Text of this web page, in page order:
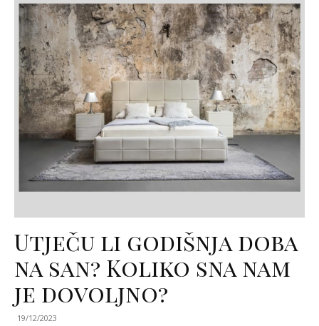
Utječu li godišnja doba
na san? Koliko sna nam
je dovoljno?
19/12/2023